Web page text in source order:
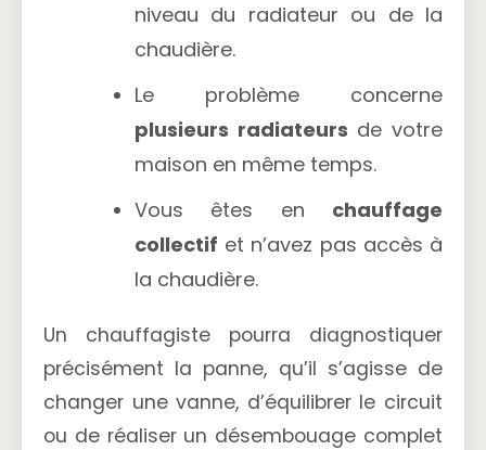
niveau du radiateur ou de la
chaudière.
Le problème concerne
plusieurs radiateurs de votre
maison en même temps.
Vous êtes en chauffage
collectif et n’avez pas accès à
la chaudière.
Un chauffagiste pourra diagnostiquer
précisément la panne, qu’il s’agisse de
changer une vanne, d’équilibrer le circuit
ou de réaliser un désembouage complet